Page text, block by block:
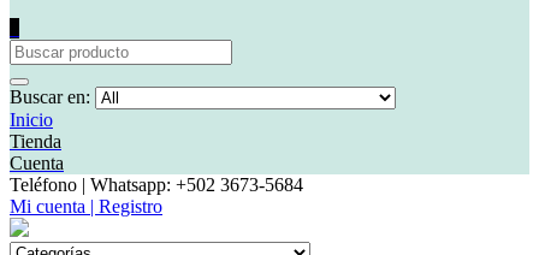
Buscar en:
Inicio
Tienda
Cuenta
Teléfono | Whatsapp: +502 3673-5684
Mi cuenta | Registro